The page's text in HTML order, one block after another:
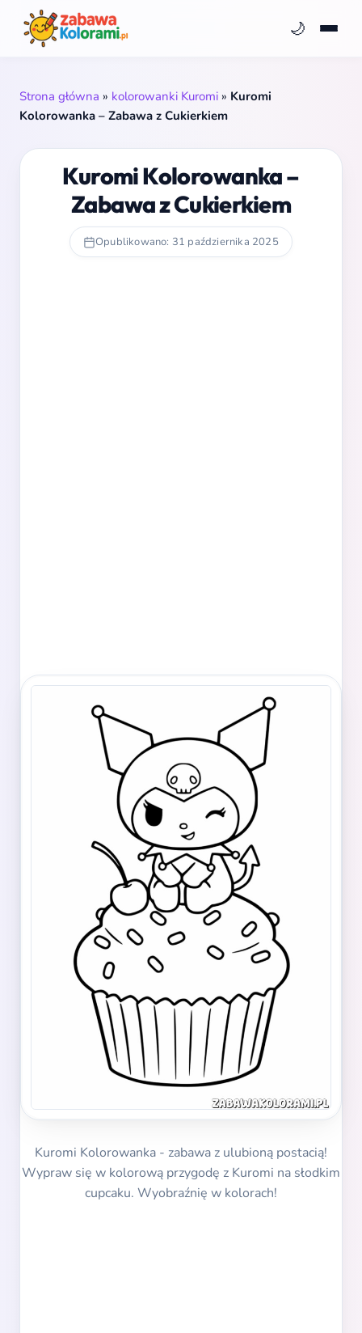
🌙
Strona główna » kolorowanki Kuromi » Kuromi
Kolorowanka – Zabawa z Cukierkiem
Kuromi Kolorowanka –
Zabawa z Cukierkiem
Opublikowano: 31 października 2025
Kuromi Kolorowanka - zabawa z ulubioną postacią!
Wypraw się w kolorową przygodę z Kuromi na słodkim
cupcaku. Wyobraźnię w kolorach!